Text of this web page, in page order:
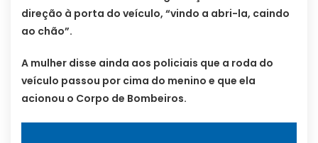
direção à porta do veículo, “vindo a abri-la, caindo
ao chão”.
A mulher disse ainda aos policiais que a roda do
veículo passou por cima do menino e que ela
acionou o Corpo de Bombeiros.